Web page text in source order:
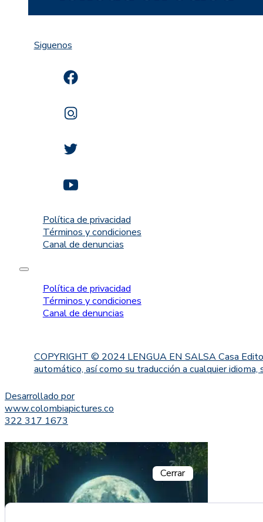
Siguenos
Política de privacidad
Términos y condiciones
Canal de denuncias
Política de privacidad
Términos y condiciones
Canal de denuncias
COPYRIGHT © 2024 LENGUA EN SALSA Casa
automático, así como su traducción a cualquier
Desarrollado por
www.colombiapictures.co
322 317 1673
Cerrar